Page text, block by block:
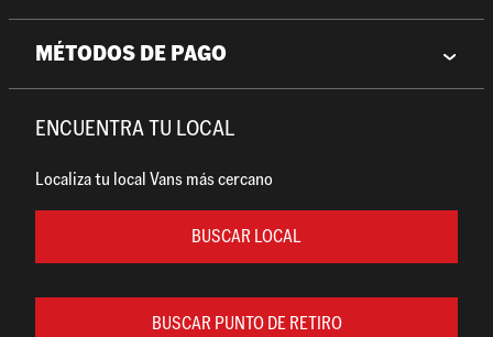
MÉTODOS DE PAGO
ENCUENTRA TU LOCAL
Localiza tu local Vans más cercano
BUSCAR LOCAL
BUSCAR PUNTO DE RETIRO